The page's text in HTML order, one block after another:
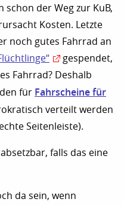
schon der Weg zur KuB,
Kosten. Letzte
noch gutes Fahrrad an
gespendet,
Fahrrad? Deshalb
für Fahrscheine für
verteilt werden
Seitenleiste).
falls das eine
da sein, wenn